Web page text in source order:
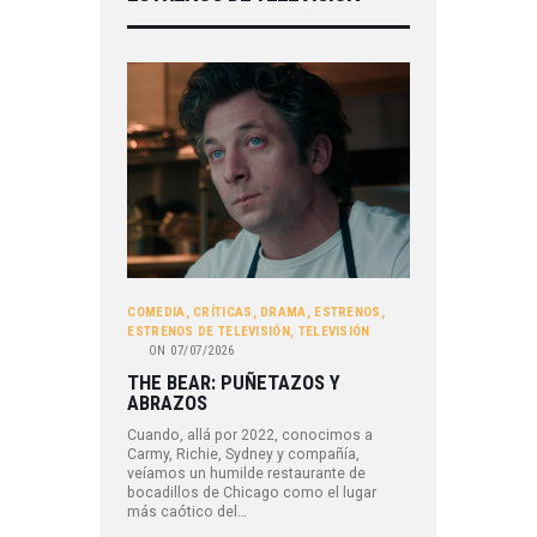
COMEDIA, CRÍTICAS , DRAMA, ESTRENOS ,
ESTRENOS DE TELEVISIÓN , TELEVISIÓN
ON 07/07/2026
THE BEAR: PUÑETAZOS Y
ABRAZOS
Cuando, allá por 2022, conocimos a
Carmy, Richie, Sydney y compañía,
veíamos un humilde restaurante de
bocadillos de Chicago como el lugar
más caótico del…